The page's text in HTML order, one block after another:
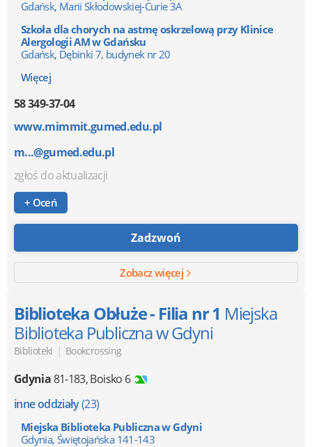
Gdańsk, Marii Skłodowskiej-Curie 3A
Szkoła dla chorych na astmę oskrzelową przy Klinice
Alergologii AM w Gdańsku
Gdańsk, Dębinki 7, budynek nr 20
Więcej
58 349-37-04
www.mimmit.gumed.edu.pl
m...@gumed.edu.pl
zgłoś do aktualizacji
+ Oceń
Zadzwoń
Zobacz więcej
Biblioteka Obłuże - Filia nr 1 Miejska
Biblioteka Publiczna w Gdyni
Biblioteki | Bookcrossing
Gdynia81-183,Boisko 6
inne oddziały(23)
Miejska Biblioteka Publiczna w Gdyni
Gdynia, Świętojańska 141-143